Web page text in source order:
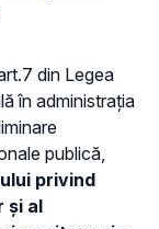
din Legea
în administraţia
publică,
privind
şi al